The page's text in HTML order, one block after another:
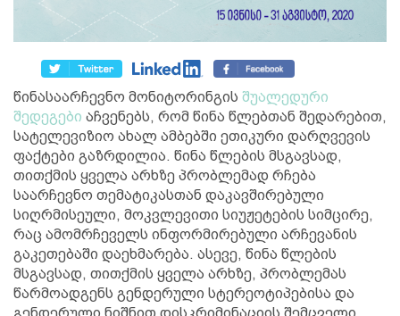
წინასაარჩევნო მონიტორინგის შუალედური
შედეგები აჩვენებს, რომ წინა წლებთან შედარებით,
სატელევიზიო ახალ ამბებში ეთიკური დარღვევის
ფაქტები გაზრდილია. წინა წლების მსგავსად,
თითქმის ყველა არხზე პრობლემად რჩება
საარჩევნო თემატიკასთან დაკავშირებული
სიღრმისეული, მოკვლევითი სიუჟეტების სიმცირე,
რაც ამომრჩეველს ინფორმირებული არჩევანის
გაკეთებაში დაეხმარება. ასევე, წინა წლების
მსგავსად, თითქმის ყველა არხზე, პრობლემას
წარმოადგენს გენდერული სტერეოტიპებისა და
გენდერული ნიშნით დისკრიმინაციის შემცველი